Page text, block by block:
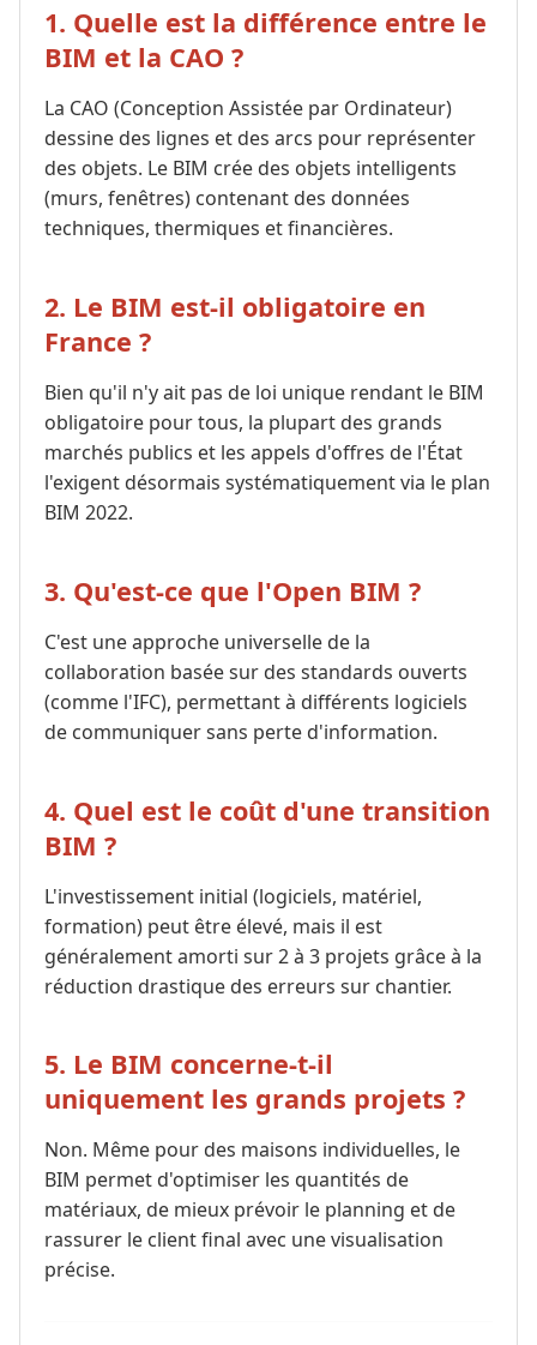
1. Quelle est la différence entre le
BIM et la CAO ?
La CAO (Conception Assistée par Ordinateur)
dessine des lignes et des arcs pour représenter
des objets. Le BIM crée des objets intelligents
(murs, fenêtres) contenant des données
techniques, thermiques et financières.
2. Le BIM est-il obligatoire en
France ?
Bien qu'il n'y ait pas de loi unique rendant le BIM
obligatoire pour tous, la plupart des grands
marchés publics et les appels d'offres de l'État
l'exigent désormais systématiquement via le plan
BIM 2022.
3. Qu'est-ce que l'Open BIM ?
C'est une approche universelle de la
collaboration basée sur des standards ouverts
(comme l'IFC), permettant à différents logiciels
de communiquer sans perte d'information.
4. Quel est le coût d'une transition
BIM ?
L'investissement initial (logiciels, matériel,
formation) peut être élevé, mais il est
généralement amorti sur 2 à 3 projets grâce à la
réduction drastique des erreurs sur chantier.
5. Le BIM concerne-t-il
uniquement les grands projets ?
Non. Même pour des maisons individuelles, le
BIM permet d'optimiser les quantités de
matériaux, de mieux prévoir le planning et de
rassurer le client final avec une visualisation
précise.